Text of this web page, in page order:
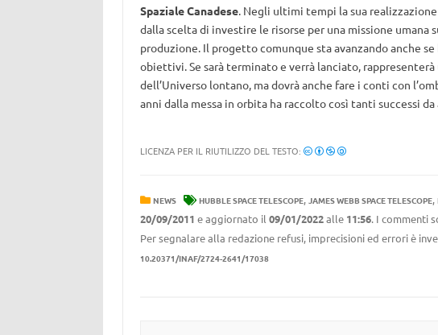
Spaziale Canadese. Negli ultimi tempi la sua
dalla scelta di investire le risorse per una missione umana
produzione. Il progetto comunque sta avanzando anche
obiettivi. Se sarà terminato e verrà lanciato,
dell’Universo lontano, ma dovrà anche fare i conti con
anni dalla messa in orbita ha raccolto così tanti successi
LICENZA PER IL RIUTILIZZO DEL TESTO:
NEWS HUBBLE SPACE TELESCOPE, JAMES WEBB SPACE TELESCOPE,
20/09/2011 e aggiornato il 09/01/2022alle 11:56. I commenti
Per segnalare alla redazione refusi, imprecisioni ed errori è
10.20371/INAF/2724-2641/17038